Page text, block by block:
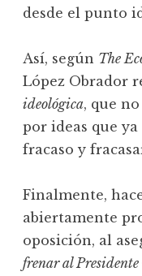
desde el punto
Así, según The
López Obrador
ideológica, que
por ideas que
fracaso y
Finalmente,
abiertamente
oposición, al
frenar al